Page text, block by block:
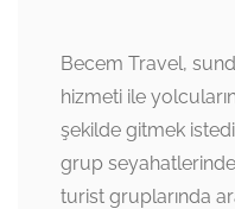
Becem Travel,
hizmeti ile
şekilde gitmek
grup
turist gruplarında